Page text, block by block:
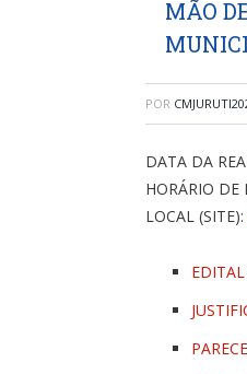
MÃO
POR
DATA DA
HORÁRIO
LOCAL (SITE):